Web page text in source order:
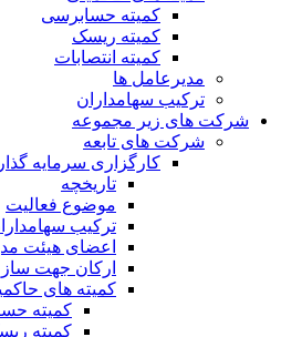
کمیته حسابرسی
کمیته ریسک
کمیته انتصابات
مدیرعامل ها
ترکیب سهامداران
شرکت های زیر مجموعه
شرکت های تابعه
کارگزاری سرمایه
تاریخچه
موضوع فعالیت
ترکیب
اعضای هیئت
ارکان جهت ساز
کمیته های
کمیته
کمیته